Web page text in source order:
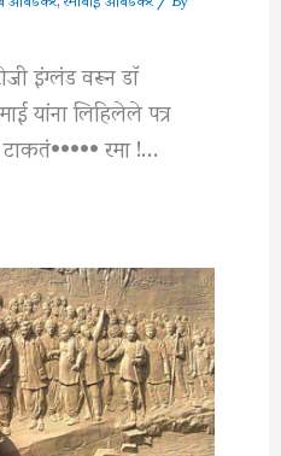
इंग्लंड वरून डाॅ
यांना लिहिलेले पत्र
रमा !…